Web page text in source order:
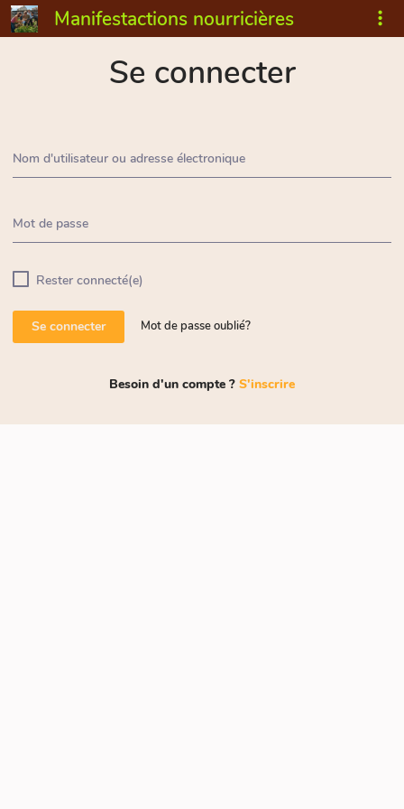
Manifestactions nourricières
Se connecter
Nom d'utilisateur ou adresse électronique
Mot de passe
Rester connecté(e)
Se connecter Mot de passe oublié?
Besoin d'un compte ? S'inscrire